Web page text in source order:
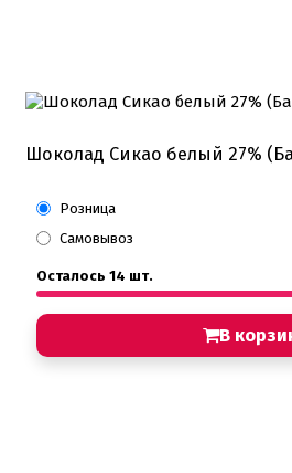
Шоколад Сикао белый 27%
Розница
Самовывоз
Осталось 14 шт.
В